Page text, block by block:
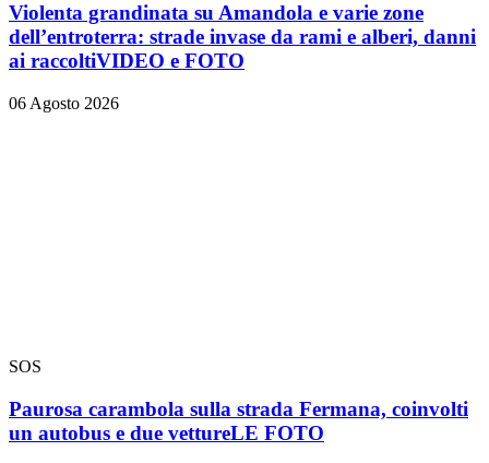
Violenta grandinata su Amandola e varie zone
dell’entroterra: strade invase da rami e alberi, danni
ai raccoltiVIDEO e FOTO
06 Agosto 2026
SOS
Paurosa carambola sulla strada Fermana, coinvolti
un autobus e due vettureLE FOTO